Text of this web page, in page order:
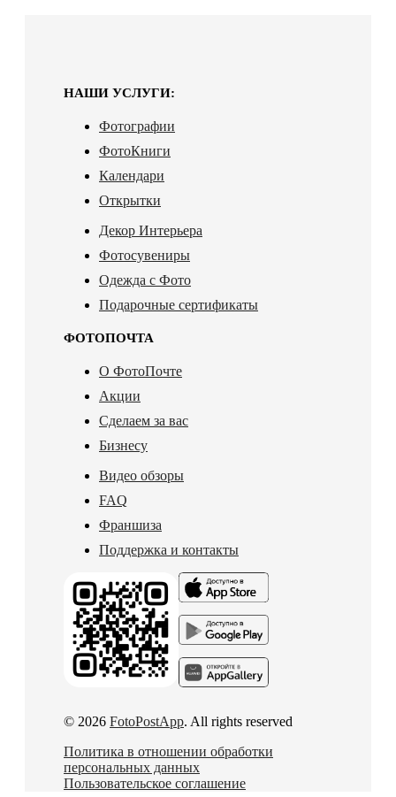
НАШИ УСЛУГИ:
Фотографии
ФотоКниги
Календари
Открытки
Декор Интерьера
Фотосувениры
Одежда с Фото
Подарочные сертификаты
ФОТОПОЧТА
О ФотоПочте
Акции
Сделаем за вас
Бизнесу
Видео обзоры
FAQ
Франшиза
Поддержка и контакты
© 2026 FotoPostApp. All rights reserved
Политика в отношении обработки
персональных данных
Пользовательское соглашение